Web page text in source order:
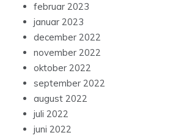
februar 2023
januar 2023
december 2022
november 2022
oktober 2022
september 2022
august 2022
juli 2022
juni 2022